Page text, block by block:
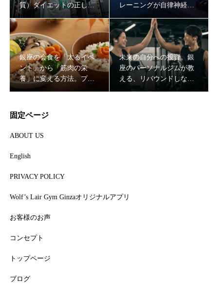
質）ダイエットの正しい
やり方と成功する食材選
レーニングが自律神経を
整え、最強の「脳の休
息」をもたらす理由
銀座の会食を「太るイベ
ント」から「筋肉の栄
養」に変える方法。プロ
が教えるスマートな外食
未来の自分への投資。銀
座のパーソナルジムが教
える、リバウンドしない
「一生モノの代謝」の作
固定ページ
ABOUT US
English
PRIVACY POLICY
Wolf’s Lair Gym Ginzaオリジナルアプリ
お客様のお声
コンセプト
トップページ
ブログ